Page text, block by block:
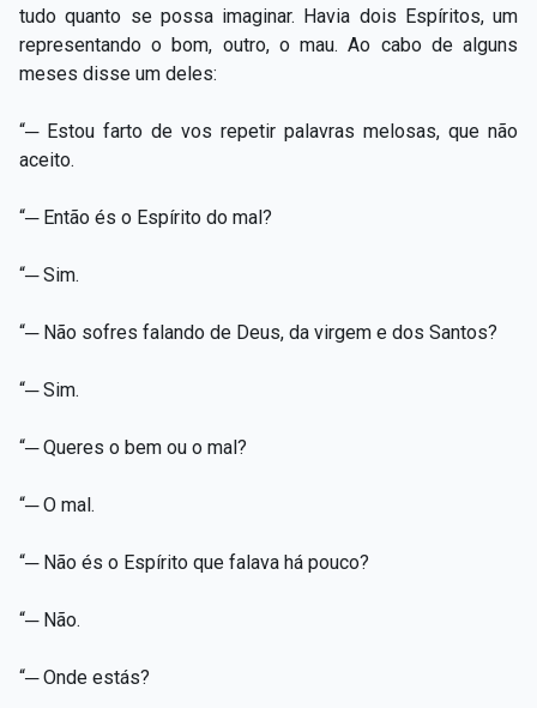
tudo quanto se possa imaginar. Havia dois Espíritos, um
representando o bom, outro, o mau. Ao cabo de alguns
meses disse um deles:
“─ Estou farto de vos repetir palavras melosas, que não
aceito.
“─ Então és o Espírito do mal?
“─ Sim.
“─ Não sofres falando de Deus, da virgem e dos Santos?
“─ Sim.
“─ Queres o bem ou o mal?
“─ O mal.
“─ Não és o Espírito que falava há pouco?
“─ Não.
“─ Onde estás?